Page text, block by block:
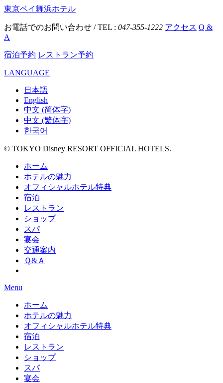
東京ベイ舞浜ホテル
お電話でのお問い合わせ / TEL : 047-355-1222 アクセス Q &
A
宿泊予約 レストラン予約
LANGUAGE
日本語
English
中文 (简体字)
中文 (繁体字)
한국어
© TOKYO Disney RESORT OFFICIAL HOTELS.
ホーム
ホテルの魅力
オフィシャルホテル特典
宿泊
レストラン
ショップ
スパ
宴会
交通案内
Ｑ&Ａ
Menu
ホーム
ホテルの魅力
オフィシャルホテル特典
宿泊
レストラン
ショップ
スパ
宴会